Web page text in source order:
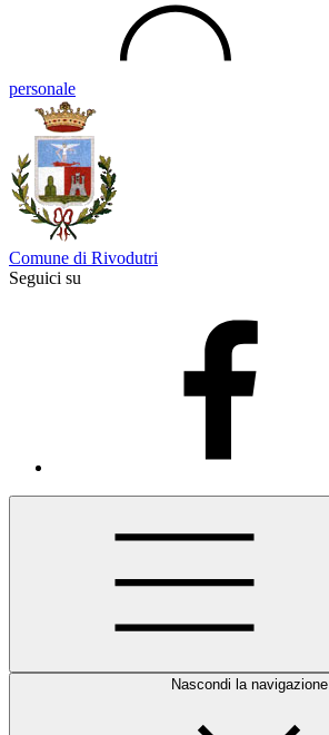
personale
Comune di Rivodutri
Seguici su
Nascondi la navigazione